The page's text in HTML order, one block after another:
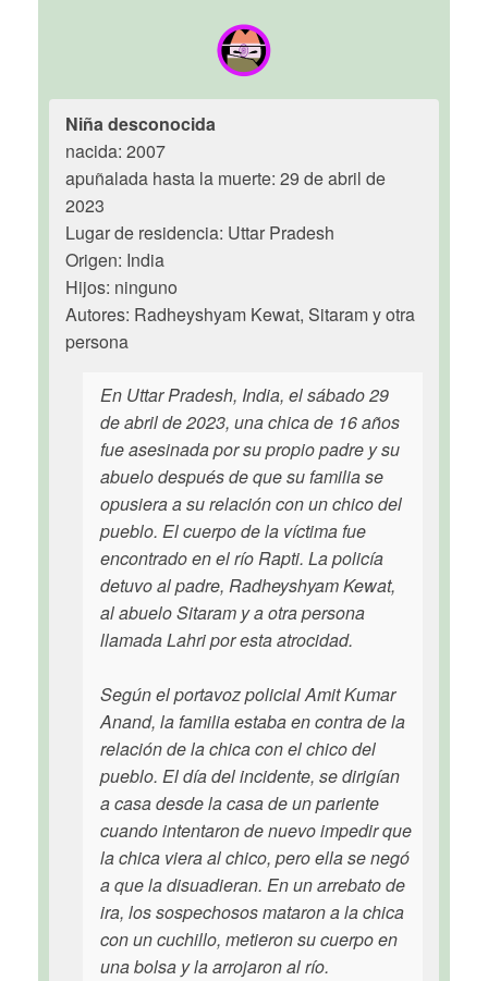
Niña desconocida
nacida: 2007
apuñalada hasta la muerte: 29 de abril de
2023
Lugar de residencia: Uttar Pradesh
Origen: India
Hijos: ninguno
Autores: Radheyshyam Kewat, Sitaram y otra
persona
En Uttar Pradesh, India, el sábado 29
de abril de 2023, una chica de 16 años
fue asesinada por su propio padre y su
abuelo después de que su familia se
opusiera a su relación con un chico del
pueblo. El cuerpo de la víctima fue
encontrado en el río Rapti. La policía
detuvo al padre, Radheyshyam Kewat,
al abuelo Sitaram y a otra persona
llamada Lahri por esta atrocidad.
Según el portavoz policial Amit Kumar
Anand, la familia estaba en contra de la
relación de la chica con el chico del
pueblo. El día del incidente, se dirigían
a casa desde la casa de un pariente
cuando intentaron de nuevo impedir que
la chica viera al chico, pero ella se negó
a que la disuadieran. En un arrebato de
ira, los sospechosos mataron a la chica
con un cuchillo, metieron su cuerpo en
una bolsa y la arrojaron al río.